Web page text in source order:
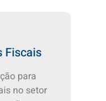
Fiscais
para
no setor